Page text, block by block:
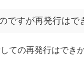
ですが再発行はで
ての再発行はできか